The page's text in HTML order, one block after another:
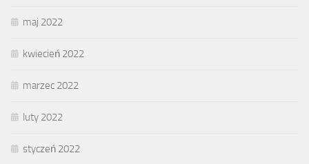
maj 2022
kwiecień 2022
marzec 2022
luty 2022
styczeń 2022